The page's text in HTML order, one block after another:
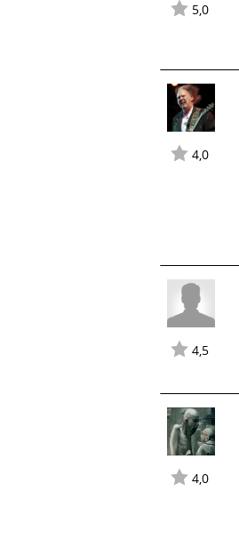
5,0
4,0
4,5
4,0